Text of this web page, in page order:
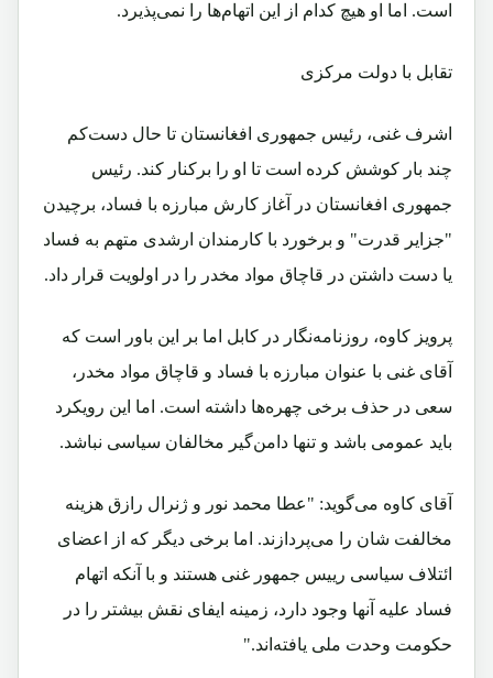
است. اما او هیچ کدام از این اتهام‌ها را نمی‌پذیرد.
تقابل با دولت مرکزی
اشرف غنی، رئیس جمهوری افغانستان تا حال دست‌کم
چند بار کوشش کرده است تا او را برکنار کند. رئیس
جمهوری افغانستان در آغاز کارش مبارزه با فساد، برچیدن
"جزایر قدرت" و برخورد با کارمندان ارشدی متهم به فساد
یا دست داشتن در قاچاق مواد مخدر را در اولویت قرار داد.
پرویز کاوه، روزنامه‌نگار در کابل اما بر این باور است که
آقای غنی با عنوان مبارزه با فساد و قاچاق مواد مخدر،
سعی در حذف برخی چهره‌ها داشته است. اما این رویکرد
باید عمومی باشد و تنها دامن‌گیر مخالفان سیاسی نباشد.
آقای کاوه می‌گوید: "عطا محمد نور و ژنرال رازق هزینه‌
مخالفت شان را می‌پردازند. اما برخی دیگر که از اعضای
ائتلاف سیاسی رییس جمهور غنی هستند و با آنکه اتهام
فساد علیه آنها وجود دارد، زمینه‌ ایفای نقش بیشتر را در
حکومت وحدت ملی یافته‌اند."